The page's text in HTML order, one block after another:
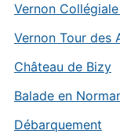
Vernon
Vernon Tour des
Château de Bizy
Balade en
Débarquement